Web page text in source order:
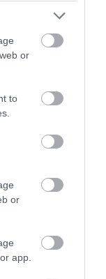
or
to
or
app.
με